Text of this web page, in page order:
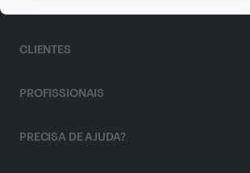
CLIENTES
PROFISSIONAIS
PRECISA DE AJUDA?